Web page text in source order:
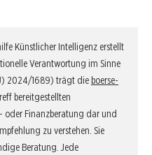
Künstlicher Intelligenz erstellt
Verantwortung im Sinne
2024/1689) trägt die boerse-
bereitgestellten
oder Finanzberatung dar und
zu verstehen. Sie
Beratung. Jede